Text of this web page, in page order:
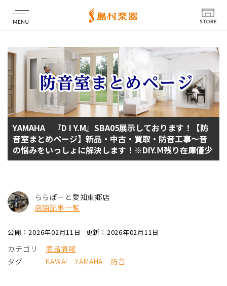
店舗情報
YAMAHA 『D I Y.M』SBA05展示しております！【防
音室まとめページ】新品・中古・買取・防音工事～音
の悩みをいっしょに解決します！※DIY.Ⅿ残り在庫僅少
ららぽーと愛知東郷店
店舗記事一覧
公開：2026年02月11日 更新：2026年02月11日
カテゴリ
商品情報
タグ
KAWAI YAMAHA 防音